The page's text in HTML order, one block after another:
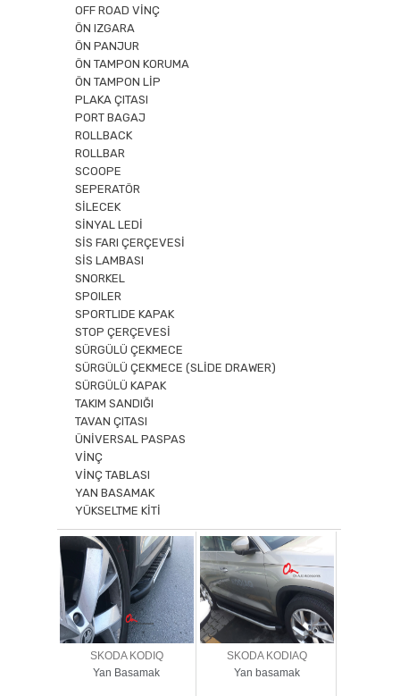
OFF ROAD VİNÇ
ÖN IZGARA
ÖN PANJUR
ÖN TAMPON KORUMA
ÖN TAMPON LİP
PLAKA ÇITASI
PORT BAGAJ
ROLLBACK
ROLLBAR
SCOOPE
SEPERATÖR
SİLECEK
SİNYAL LEDİ
SİS FARI ÇERÇEVESİ
SİS LAMBASI
SNORKEL
SPOILER
SPORTLIDE KAPAK
STOP ÇERÇEVESİ
SÜRGÜLÜ ÇEKMECE
SÜRGÜLÜ ÇEKMECE (SLİDE DRAWER)
SÜRGÜLÜ KAPAK
TAKIM SANDIĞI
TAVAN ÇITASI
ÜNİVERSAL PASPAS
VİNÇ
VİNÇ TABLASI
YAN BASAMAK
YÜKSELTME KİTİ
SKODA KODIQ
Yan Basamak
SKODA KODIAQ
Yan basamak